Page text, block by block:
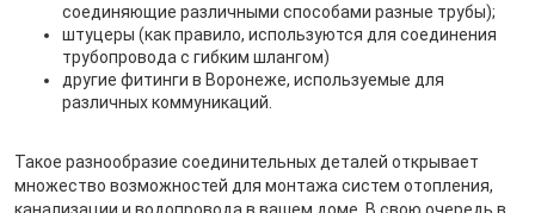
соединяющие различными способами разные трубы);
штуцеры (как правило, используются для соединения
трубопровода с гибким шлангом)
другие фитинги в Воронеже, используемые для
различных коммуникаций.
Такое разнообразие соединительных деталей открывает
множество возможностей для монтажа систем отопления,